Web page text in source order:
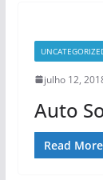
julho 12,
Auto
Read More